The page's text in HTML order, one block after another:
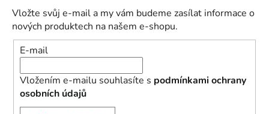
Vložte svůj e-mail a my vám budeme zasílat informace o
nových produktech na našem e-shopu.
E-mail
Vložením e-mailu souhlasíte s podmínkami ochrany
osobních údajů